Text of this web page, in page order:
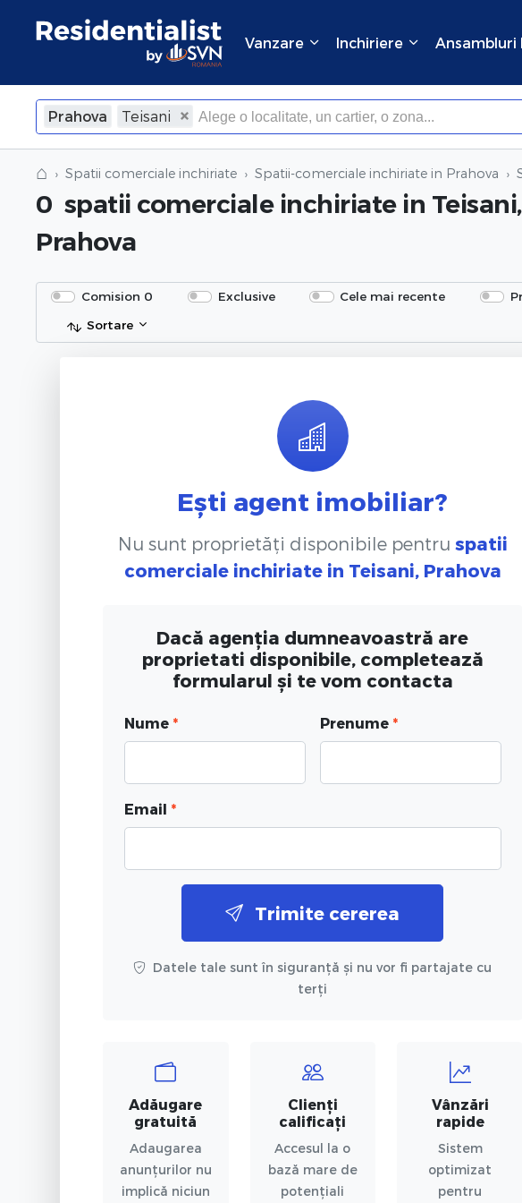
Vanzare Inchiriere Ansambluri
Prahova Teisani
×Inchide
⌂ Spatii comerciale inchiriate Spatii-comerciale inchiriate in Prahova
0 spatii comerciale inchiriate in Teisani,
Prahova
Comision 0 Exclusive Cele mai recente
Sortare
Ești agent imobiliar?
Nu sunt proprietăți disponibile pentru spatii
comerciale inchiriate in Teisani, Prahova
Dacă agenția dumneavoastră are
proprietati disponibile, completează
formularul și te vom contacta
Nume * Prenume *
Email *
Trimite cererea
Datele tale sunt în siguranță și nu vor fi partajate cu
terți
Adăugare
gratuită
Adaugarea
anunțurilor nu
implică niciun
Clienți
calificați
Accesul la o
bază mare de
potențiali
Vânzări
rapide
Sistem
optimizat
pentru